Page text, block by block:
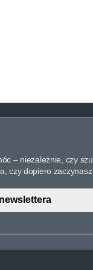
– niezależnie, czy
czy dopiero